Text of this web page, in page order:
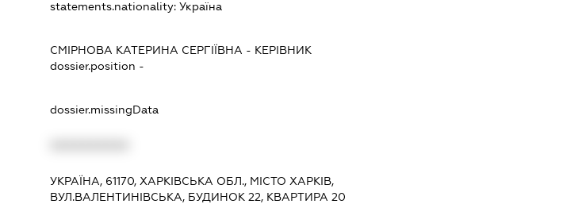
statements.nationality:Україна
СМІРНОВА КАТЕРИНА СЕРГІЇВНА - КЕРІВНИК
dossier.position -
dossier.missingData
УКРАЇНА, 61170, ХАРКІВСЬКА ОБЛ., МІСТО ХАРКІВ,
ВУЛ.ВАЛЕНТИНІВСЬКА, БУДИНОК 22, КВАРТИРА 20